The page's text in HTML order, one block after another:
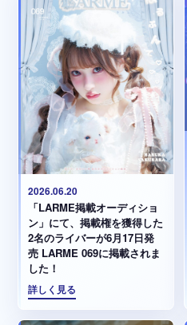
2026.06.20
「LARME掲載オーディショ
ン」にて、掲載権を獲得した
2名のライバーが6月17日発
売 LARME 069に掲載されま
した！
詳しく見る